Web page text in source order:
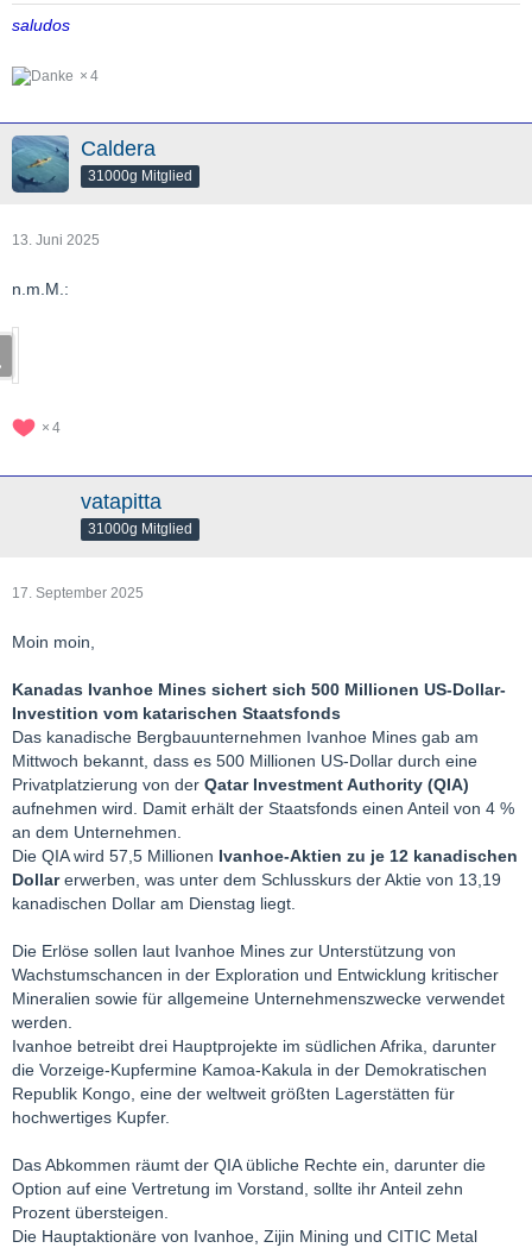
grade eastern zone.
We expect shares to come under further pressure given the
Preliminary findings indicate that the seismic activity was tied to
mining activities that lead to regional pillars yielding as the
further investigative work which requires de-watering to be
determine the best option to mine the eastern-zone impacted by
Mining in a new portion of the eastern side of Kakula is expected
to get underway shortly, by driving two new access drives further
The new area will be separated from the existing mine workings
by a barrier pillar designed to protect the new area from any
second half of 2025.
inflows, resumed on June 7th and is expected to ramp up to an
annualized rate of 3.6Mt through Q3 after taking into account
the geotechnical findings.
Ore from the western area, which grades 3-to-4% copper
combined with stockpiled material (3.8Mt at 3.2% Cu) and
trucked ore from the Kamoa mines is expected to support the
Phase 1 and 2 concentrators operating at a throughput of more
than 80% of their combined design capacity of 9.2Mtpa.
2025 production has been cut to 370-420kt from the previously
forecast at 447kt, given we had assumed a resumption of
mining in the eastern zone in Q4/25 combined with higher
throughput.
Management expects to provide C1 cash guidance for 2025 with
its Q2 results.
The smelter is now expected to start-up in early September
2025, with first anode expected in October.
Management will host a conference call today at 8:00ET. Dial in
the call will provide some information on what the latest update
could mean to reserves,
cost/capex and liquidity
saludos
4
Caldera
31000g Mitglied
13. Juni 2025
n.m.M.:
4
vatapitta
31000g Mitglied
17. September 2025
Moin moin,
Kanadas Ivanhoe Mines sichert sich 500 Millionen US-Dollar-
Investition vom katarischen Staatsfonds
Das kanadische Bergbauunternehmen Ivanhoe Mines gab am
Mittwoch bekannt, dass es 500 Millionen US-Dollar durch eine
Privatplatzierung von der Qatar Investment Authority (QIA)
aufnehmen wird. Damit erhält der Staatsfonds einen Anteil von 4 %
an dem Unternehmen.
Die QIA wird 57,5 Millionen Ivanhoe-Aktien zu je 12 kanadischen
Dollarerwerben, was unter dem Schlusskurs der Aktie von 13,19
kanadischen Dollar am Dienstag liegt.
Die Erlöse sollen laut Ivanhoe Mines zur Unterstützung von
Wachstumschancen in der Exploration und Entwicklung kritischer
Mineralien sowie für allgemeine Unternehmenszwecke verwendet
werden.
Ivanhoe betreibt drei Hauptprojekte im südlichen Afrika, darunter
die Vorzeige-Kupfermine Kamoa-Kakula in der Demokratischen
Republik Kongo, eine der weltweit größten Lagerstätten für
hochwertiges Kupfer.
Das Abkommen räumt der QIA übliche Rechte ein, darunter die
Option auf eine Vertretung im Vorstand, sollte ihr Anteil zehn
Prozent übersteigen.
Die Hauptaktionäre von Ivanhoe, Zijin Mining und CITIC Metal